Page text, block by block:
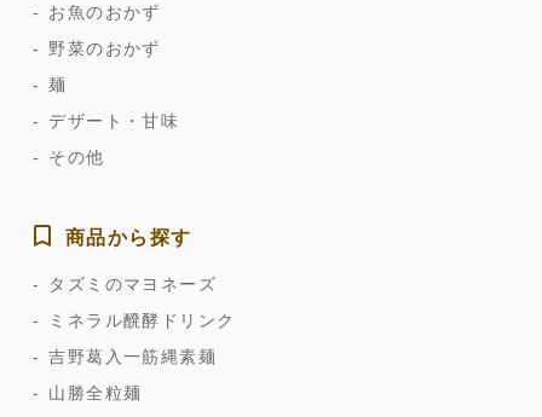
お魚のおかず
野菜のおかず
麺
デザート・甘味
その他
商品から探す
タズミのマヨネーズ
ミネラル醗酵ドリンク
吉野葛入一筋縄素麺
山勝全粒麺